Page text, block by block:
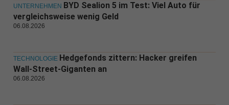
UNTERNEHMEN BYD Sealion 5 im Test: Viel Auto für
vergleichsweise wenig Geld
06.08.2026
TECHNOLOGIE Hedgefonds zittern: Hacker greifen
Wall-Street-Giganten an
06.08.2026